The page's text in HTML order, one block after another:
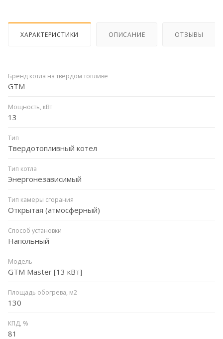
ХАРАКТЕРИСТИКИ ОПИСАНИЕ ОТЗЫВЫ
Бренд котла на твердом топливе
GTM
Мощность, кВт
13
Тип
Твердотопливный котел
Тип котла
Энергонезависимый
Тип камеры сгорания
Открытая (атмосферный)
Способ установки
Напольный
Модель
GTM Master [13 кВт]
Площадь обогрева, м2
130
КПД, %
81